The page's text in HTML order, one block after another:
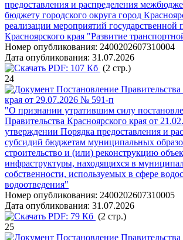
предоставления и распределения
бюджету городского округа город
реализации мероприятий государственной
Красноярского края "Развитие
Номер опубликования: 2400202607310004
Дата опубликования: 31.07.2026
PDF: 107 Кб (2 стр.)
24
Постановление Правительства
края от 29.07.2026 № 591-п
"О признании утратившим силу
Правительства Красноярского края от
утверждении Порядка предоставления и
субсидий бюджетам муниципальных
строительство и (или) реконструкцию
инфраструктуры, находящихся в
собственности, используемых в сфере
водоотведения"
Номер опубликования: 2400202607310005
Дата опубликования: 31.07.2026
PDF: 79 Кб (2 стр.)
25
Постановление Правительства